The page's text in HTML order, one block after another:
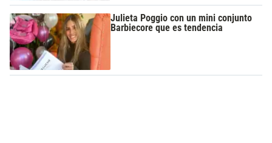
Julieta Poggio con un mini conjunto
Barbiecore que es tendencia